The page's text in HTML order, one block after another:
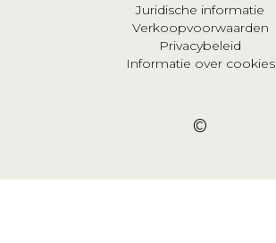
Juridische informatie
Verkoopvoorwaarden
Privacybeleid
Informatie over cookies
©